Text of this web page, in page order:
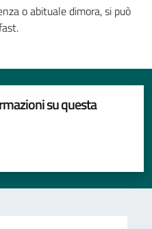
o abituale dimora, si può
su questa
su 5